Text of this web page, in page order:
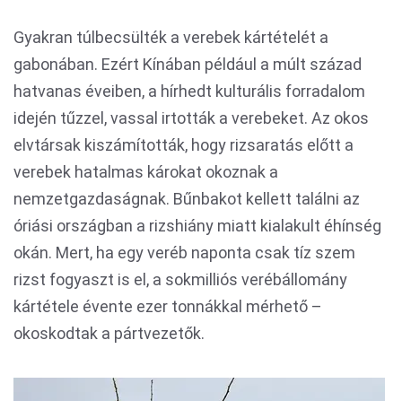
Gyakran túlbecsülték a verebek kártételét a
gabonában. Ezért Kínában például a múlt század
hatvanas éveiben, a hírhedt kulturális forradalom
idején tűzzel, vassal irtották a verebeket. Az okos
elvtársak kiszámították, hogy rizsaratás előtt a
verebek hatalmas károkat okoznak a
nemzetgazdaságnak. Bűnbakot kellett találni az
óriási országban a rizshiány miatt kialakult éhínség
okán. Mert, ha egy veréb naponta csak tíz szem
rizst fogyaszt is el, a sokmilliós verébállomány
kártétele évente ezer tonnákkal mérhető –
okoskodtak a pártvezetők.